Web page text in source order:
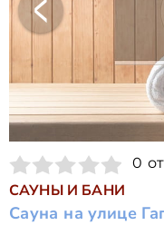
0
САУНЫ И БАНИ
Сауна на улице